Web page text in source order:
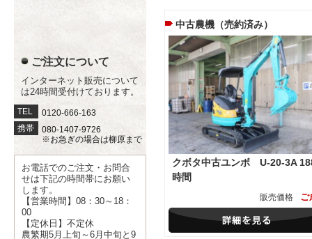
中古農機（売約済み）
クボタ中古ユンボ U-20-3A
時間
販売価格 ご
ご注文について
インターネット販売について
は24時間受付けております。
TEL
0120-666-163
携帯
080-1407-9726
※お急ぎの場合は柳原まで
お電話でのご注文・お問合
せは下記の時間帯にお願い
します。
【営業時間】08：30～18：
00
【定休日】不定休
農繁期5月上旬～6月中旬と9